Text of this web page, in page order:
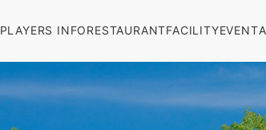
PLAYERS INFORESTAURANTFACILITYEVENT